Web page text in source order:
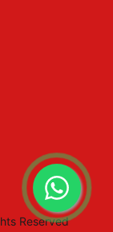
Reserved